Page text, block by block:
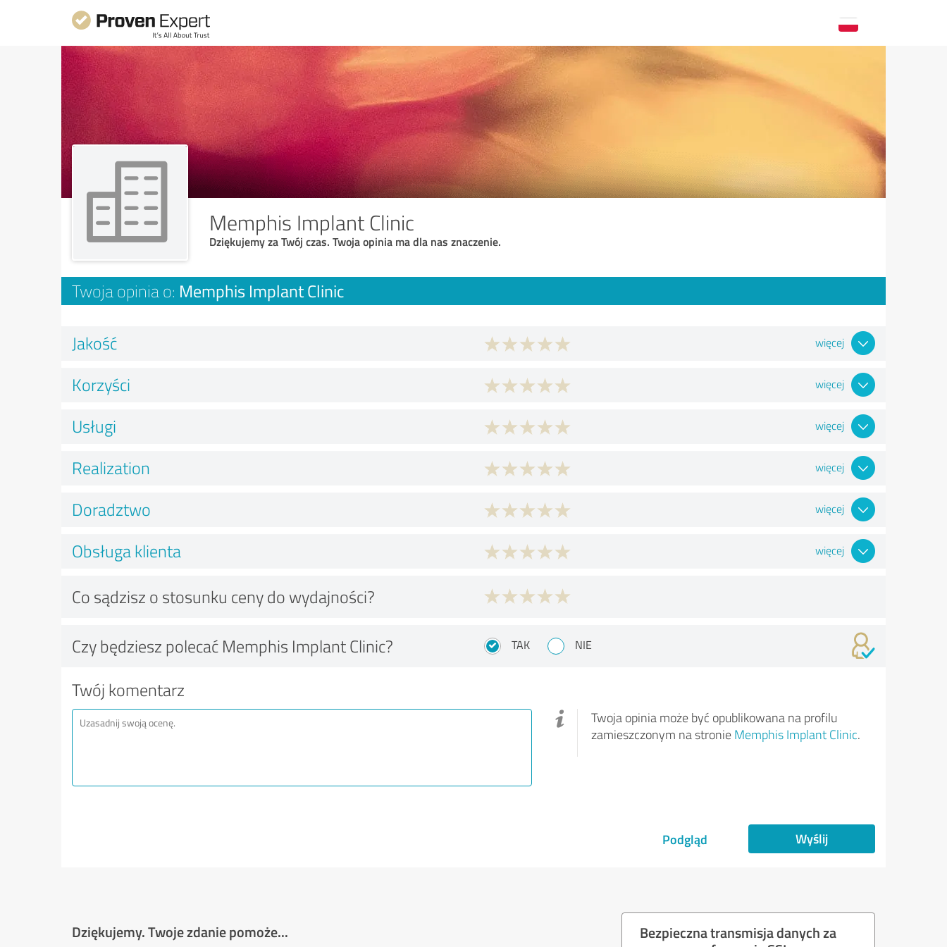
Memphis Implant Clinic
Dziękujemy za Twój czas. Twoja opinia ma dla nas znaczenie.
Twoja opinia o: Memphis Implant Clinic
Jakość więcej
Korzyści więcej
Usługi więcej
Realization więcej
Doradztwo więcej
Obsługa klienta więcej
Co sądzisz o stosunku ceny do wydajności?
Czy będziesz polecać Memphis Implant Clinic? TAK NIE
Twój komentarz
Twoja opinia może być opublikowana na profilu
zamieszczonym na stronie Memphis Implant Clinic.
Podgląd Wyślij
Dziękujemy. Twoje zdanie pomoże...
Bezpieczna transmisja danych za